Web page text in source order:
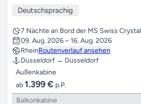
Deutschsprachig
7 Nächte an Bord der MS Swiss Crystal
09. Aug. 2026 – 16. Aug. 2026
RheinRoutenverlauf ansehen
Düsseldorf → Düsseldorf
Außenkabine
ab1.399 € p.P.
Balkonkabine